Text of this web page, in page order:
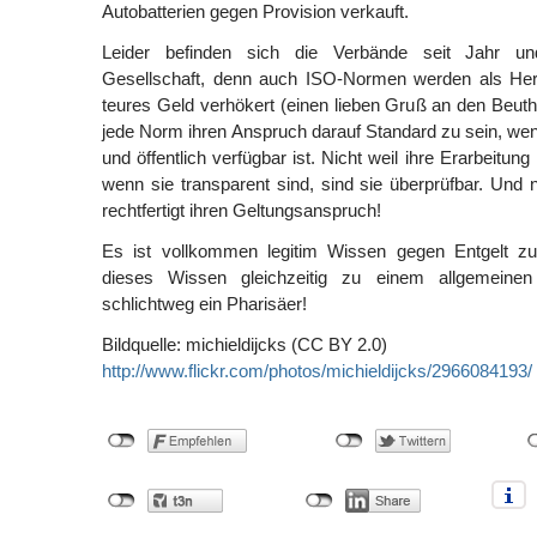
Autobatterien gegen Provision verkauft.
Leider befinden sich die Verbände seit Jahr
Gesellschaft, denn auch ISO-Normen werden als
teures Geld verhökert (einen lieben Gruß an den
jede Norm ihren Anspruch darauf Standard zu sein,
und öffentlich verfügbar ist. Nicht weil ihre
wenn sie transparent sind, sind sie überprüfbar. Und
rechtfertigt ihren Geltungsanspruch!
Es ist vollkommen legitim Wissen gegen Entgelt
dieses Wissen gleichzeitig zu einem
schlichtweg ein Pharisäer!
Bildquelle: michieldijcks (CC BY 2.0)
http://www.flickr.com/photos/michieldijcks/2966084193/